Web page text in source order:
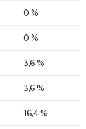
0 %
0 %
3,6 %
3,6 %
16,4 %